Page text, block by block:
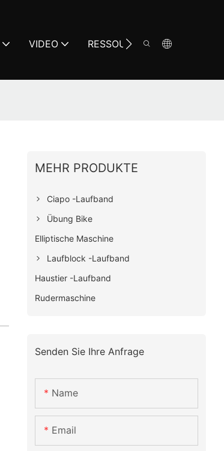
VIDEO RESSOURCE
MEHR PRODUKTE
Ciapo -Laufband
Übung Bike
Elliptische Maschine
Laufblock -Laufband
Haustier -Laufband
Rudermaschine
Senden Sie Ihre Anfrage
Name
Email